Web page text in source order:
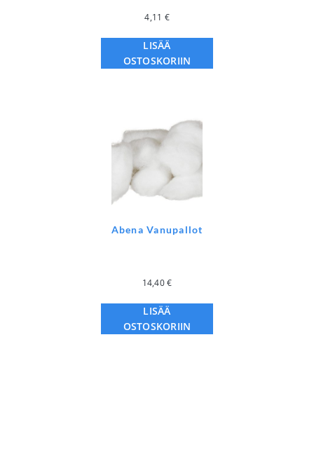
4,11 €
LISÄÄ
OSTOSKORIIN
Abena Vanupallot
14,40€
LISÄÄ
OSTOSKORIIN